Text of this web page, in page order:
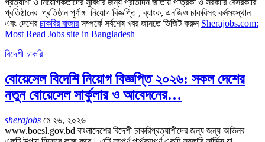
প্রতিষ্ঠানের প্রতিষ্ঠান পূর্ণাঙ্গ নিয়োগ বিজ্ঞপ্তি , ব্যাংক, এনজিও চাকরিসহ কর্মসংস্থান
এবং দেশেরচাকরির বাজারসম্পর্কে সর্বশেষ খবর জানতে ভিজিট করুন Sherajobs.com:
Most Read Jobs site in Bangladesh
বিদেশী চাকরি
বোয়েসেল বিদেশি নিয়োগ বিজ্ঞপ্তি ২০২৬: সকল দেশের
নতুন বোয়েসেল সার্কুলার ও আবেদনের…
sherajobs মে ২৬, ২০২৬
www.boesl.gov.bd বাংলাদেশের বিদেশী চাকরিপ্রত্যাশীদের জন্য জন্য অভিনব